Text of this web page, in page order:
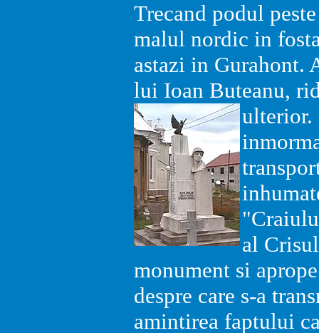
Trecand podul
malul nordic in
astazi in Gurahont.
lui Ioan Buteanu,
ulterior.
al
monument si
despre care s-a
amintirea faptului